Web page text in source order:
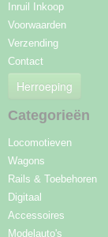
Inruil Inkoop
Voorwaarden
Verzending
Contact
Herroeping
Categorieën
Locomotieven
Wagons
Rails & Toebehoren
Digitaal
Accessoires
Modelauto's